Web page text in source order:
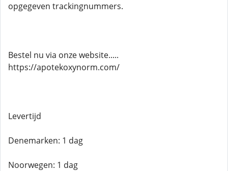
opgegeven trackingnummers.
Bestel nu via onze website.....
https://apotekoxynorm.com/
Levertijd
Denemarken: 1 dag
Noorwegen: 1 dag